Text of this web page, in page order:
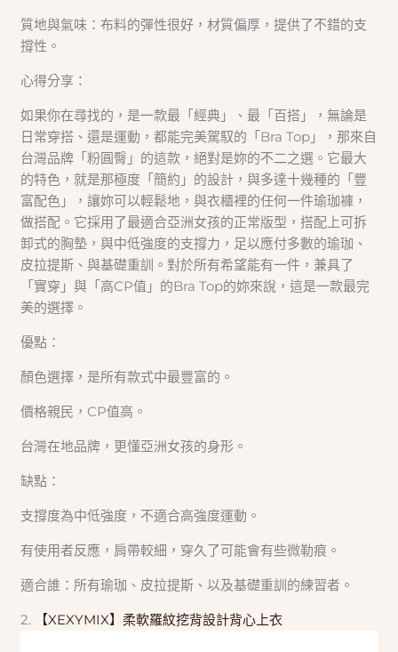
質地與氣味：布料的彈性很好，材質偏厚，提供了不錯的支
撐性。
心得分享：
如果你在尋找的，是一款最「經典」、最「百搭」，無論是
日常穿搭、還是運動，都能完美駕馭的「Bra Top」，那來自
台灣品牌「粉圓臀」的這款，絕對是妳的不二之選。它最大
的特色，就是那極度「簡約」的設計，與多達十幾種的「豐
富配色」，讓妳可以輕鬆地，與衣櫃裡的任何一件瑜珈褲，
做搭配。它採用了最適合亞洲女孩的正常版型，搭配上可拆
卸式的胸墊，與中低強度的支撐力，足以應付多數的瑜珈、
皮拉提斯、與基礎重訓。對於所有希望能有一件，兼具了
「實穿」與「高CP值」的Bra Top的妳來說，這是一款最完
美的選擇。
優點：
顏色選擇，是所有款式中最豐富的。
價格親民，CP值高。
台灣在地品牌，更懂亞洲女孩的身形。
缺點：
支撐度為中低強度，不適合高強度運動。
有使用者反應，肩帶較細，穿久了可能會有些微勒痕。
適合誰：所有瑜珈、皮拉提斯、以及基礎重訓的練習者。
2. 【XEXYMIX】柔軟羅紋挖背設計背心上衣